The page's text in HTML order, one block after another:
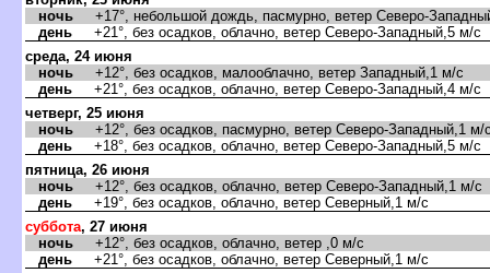
ночь +17°, небольшой дождь, пасмурно, ветер Северо-
день +21°, без осадков, облачно, ветер Северо-Западный,5 м/с
среда, 24 июня
ночь +12°, без осадков, малооблачно, ветер Западный,1 м/с
день +21°, без осадков, облачно, ветер Северо-Западный,4 м/с
четверг, 25 июня
ночь +12°, без осадков, пасмурно, ветер Северо-Западный,1 м/
день +18°, без осадков, облачно, ветер Северо-Западный,5 м/с
пятница, 26 июня
ночь +12°, без осадков, облачно, ветер Северо-Западный,1 м/с
день +19°, без осадков, облачно, ветер Северный,1 м/с
суббота, 27 июня
ночь +12°, без осадков, облачно, ветер ,0 м/с
день +21°, без осадков, облачно, ветер Северный,1 м/с